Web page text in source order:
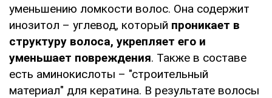
уменьшению ломкости волос. Она содержит
инозитол – углевод, который проникает в
структуру волоса, укрепляет его и
уменьшает повреждения. Также в составе
есть аминокислоты – "строительный
материал" для кератина. В результате волосы